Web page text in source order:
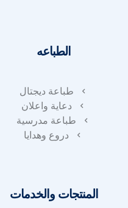
الطباعه
طباعة ديجتال
دعاية واعلان
طباعة مدرسية
دروع وهدايا
المنتجات والخدمات